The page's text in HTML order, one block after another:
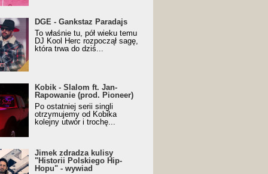
z nagrodą za
Trueschoolowy
Roku (Popkillery 2023)
DGE - Gankstaz Paradajs
To właśnie tu, pół wieku temu
DJ Kool Herc rozpoczął sagę,
która trwa do dziś...
- Slalom ft. Jan-
(prod. Pioneer)
Music Visualiser]
Kobik - Slalom ft. Jan-
Rapowanie (prod. Pioneer)
Po ostatniej serii singli
otrzymujemy od Kobika
kolejny utwór i trochę...
zdradza kulisy "Historii
Hip-Hopu" - wywiad
Jimek zdradza kulisy
"Historii Polskiego Hip-
Hopu" - wywiad